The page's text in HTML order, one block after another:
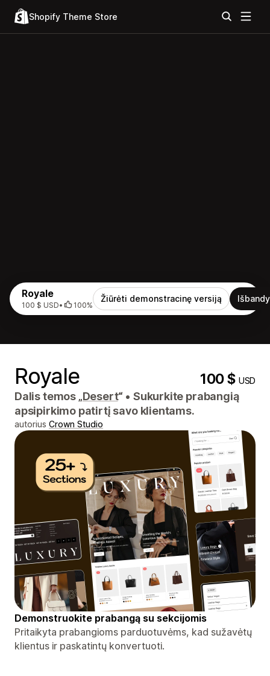
Shopify Theme Store
Royale
100 $ USD• 100%
Žiūrėti demonstracinę versiją
Royale 100 $USD
Dalis temos „Desert“ • Sukurkite prabangią
apsipirkimo patirtį savo klientams.
autorius Crown Studio
Demonstruokite prabangą su sekcijomis
Pritaikyta prabangioms parduotuvėms, kad sužavėtų
klientus ir paskatintų konvertuoti.